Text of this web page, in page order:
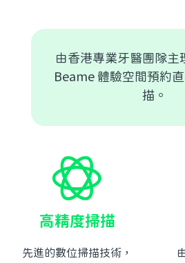
由香港專業牙醫團隊主
Beame 體驗空間預約
描。
高精度掃描
先進的數位掃描技術，